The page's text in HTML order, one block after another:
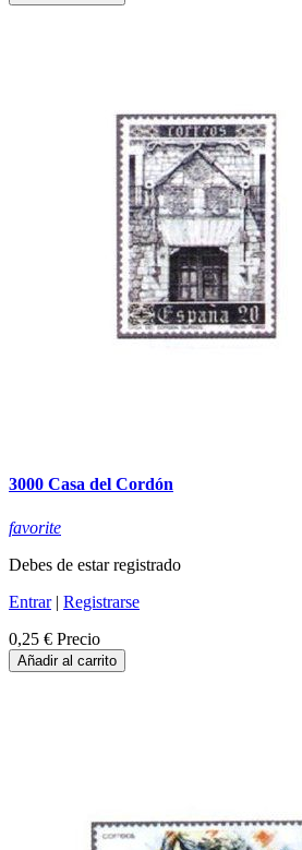
3000 Casa del Cordón
favorite
Debes de estar registrado
Entrar| Registrarse
0,25 € Precio
Añadir al carrito